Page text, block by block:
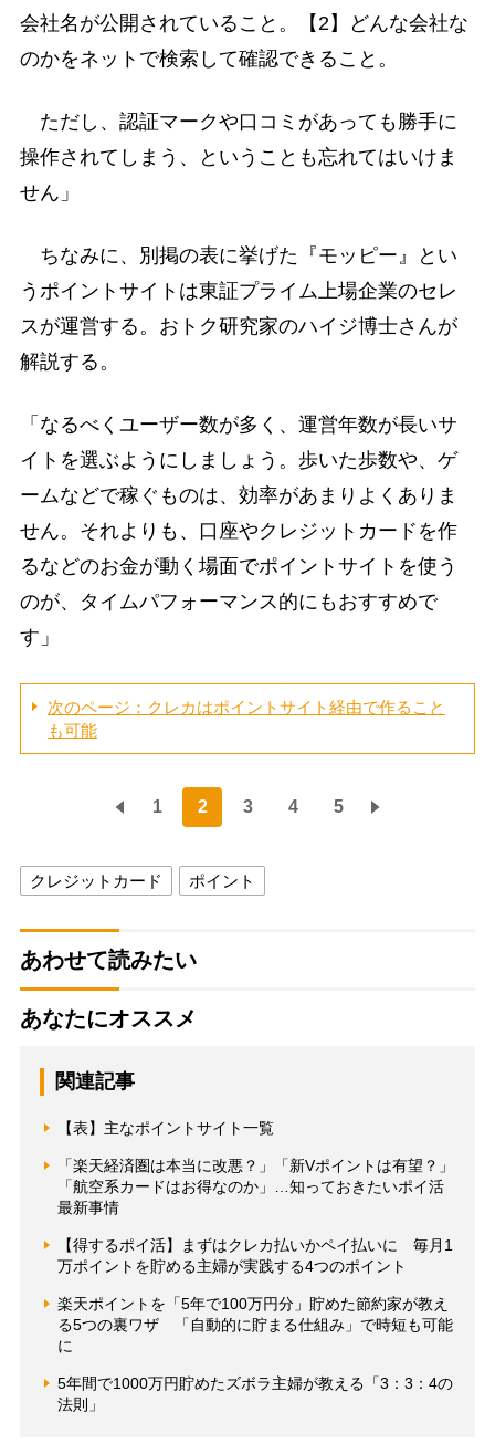
会社名が公開されていること。【2】どんな会社な
のかをネットで検索して確認できること。
ただし、認証マークや口コミがあっても勝手に
操作されてしまう、ということも忘れてはいけま
せん」
ちなみに、別掲の表に挙げた『モッピー』とい
うポイントサイトは東証プライム上場企業のセレ
スが運営する。おトク研究家のハイジ博士さんが
解説する。
「なるべくユーザー数が多く、運営年数が長いサ
イトを選ぶようにしましょう。歩いた歩数や、ゲ
ームなどで稼ぐものは、効率があまりよくありま
せん。それよりも、口座やクレジットカードを作
るなどのお金が動く場面でポイントサイトを使う
のが、タイムパフォーマンス的にもおすすめで
す」
次のページ：クレカはポイントサイト経由で作ること
も可能
1 2 3 4 5
クレジットカード ポイント
あわせて読みたい
あなたにオススメ
関連記事
【表】主なポイントサイト一覧
「楽天経済圏は本当に改悪？」「新Vポイントは有望？」
「航空系カードはお得なのか」…知っておきたいポイ活
最新事情
【得するポイ活】まずはクレカ払いかペイ払いに 毎月1
万ポイントを貯める主婦が実践する4つのポイント
楽天ポイントを「5年で100万円分」貯めた節約家が教え
る5つの裏ワザ 「自動的に貯まる仕組み」で時短も可能
に
5年間で1000万円貯めたズボラ主婦が教える「3：3：4の
法則」